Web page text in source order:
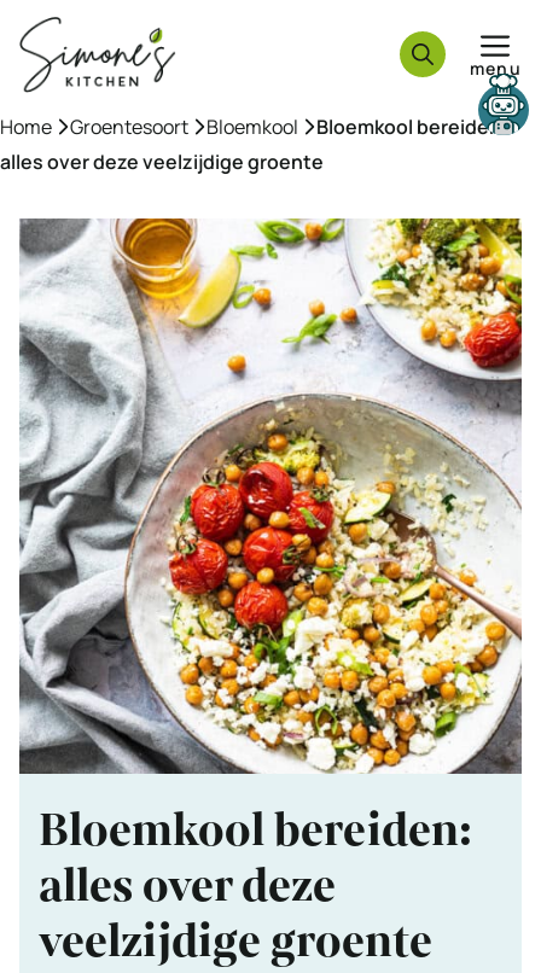
naar
inhoud
menu
Home »Groentesoort »Bloemkool »Bloemkool bereiden:
alles over deze veelzijdige groente
Bloemkool bereiden:
alles over deze
veelzijdige groente
Need help?